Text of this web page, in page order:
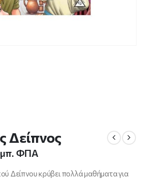
Δείπνος
ΦΠΑ
Δείπνου κρύβει πολλά μαθήματα για